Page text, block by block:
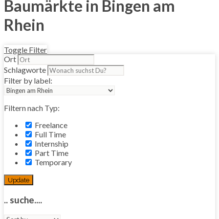
Baumärkte in Bingen am
Rhein
Toggle Filter
Ort
Schlagworte
Filter by label:
Filtern nach Typ:
Freelance
Full Time
Internship
Part Time
Temporary
Update
.. suche....